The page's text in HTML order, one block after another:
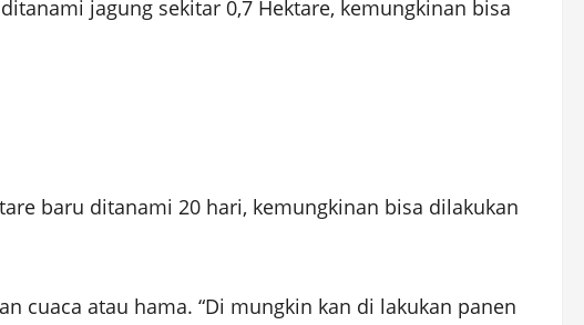
jagung sekitar 0,7 Hektare, kemungkinan bisa
baru ditanami 20 hari, kemungkinan bisa dilakukan
cuaca atau hama. “Di mungkin kan di lakukan panen